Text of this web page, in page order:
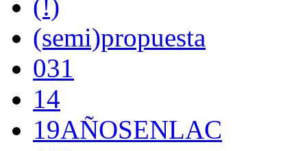
(!)
(semi)propuesta
031
14
19AÑOSENLAC